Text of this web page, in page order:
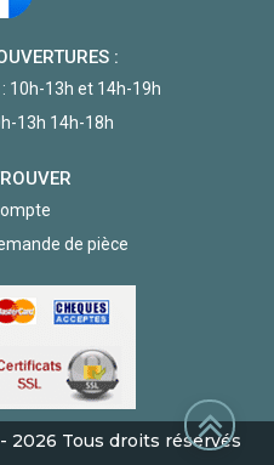
:
10h-13h et 14h-19h
13h 14h-18h
de pièce
2026 Tous droits réservés